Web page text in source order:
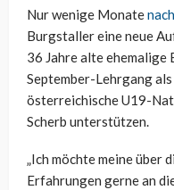
Nur wenige Monate
Burgstaller eine neue
36 Jahre alte ehemalige
September-Lehrgang
österreichische U19-
Scherb unterstützen.
„Ich möchte meine über
Erfahrungen gerne an